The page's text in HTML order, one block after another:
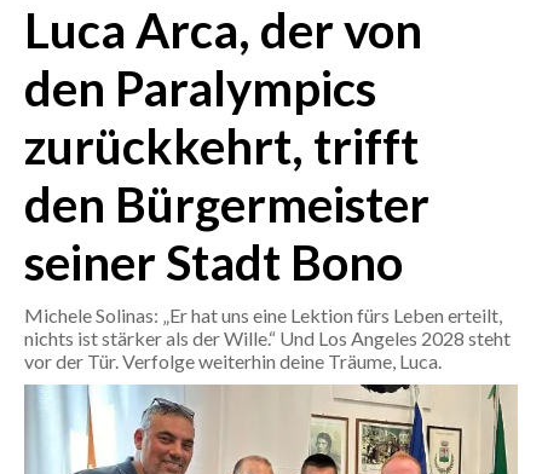
CRONACA
ITALIA
MONDO
POLITICA
ECONOMIA
SERVIZI ALLE IMPRESE
LAVORO
BANDI
SPORT IN SARDEGNA
Luca Arca, der von
den Paralympics
zurückkehrt, trifft
den Bürgermeister
seiner Stadt Bono
Michele Solinas: „Er hat uns eine Lektion fürs Leben erteilt,
nichts ist stärker als der Wille.“ Und Los Angeles 2028 steht
vor der Tür. Verfolge weiterhin deine Träume, Luca.